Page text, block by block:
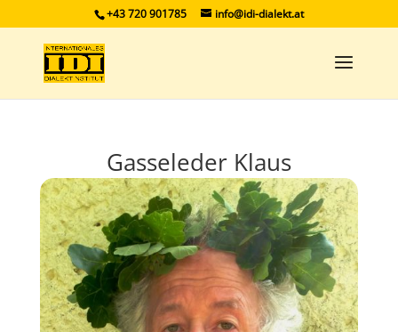
+43 720 901785 info@idi-dialekt.at
Gasseleder Klaus